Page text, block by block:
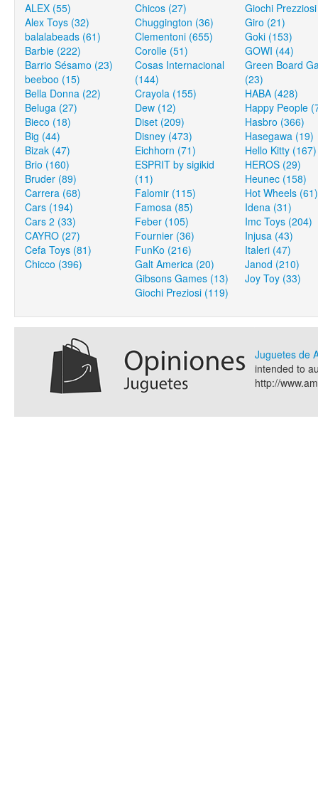
ALEX (55)
Alex Toys (32)
balalabeads (61)
Barbie (222)
Barrio Sésamo (23)
beeboo (15)
Bella Donna (22)
Beluga (27)
Bieco (18)
Big (44)
Bizak (47)
Brio (160)
Bruder (89)
Carrera (68)
Cars (194)
Cars 2 (33)
CAYRO (27)
Cefa Toys (81)
Chicco (396)
Chicos (27)
Chuggington (36)
Clementoni (655)
Corolle (51)
Cosas Internacional
(144)
Crayola (155)
Dew (12)
Diset (209)
Disney (473)
Eichhorn (71)
ESPRIT by sigikid
(11)
Falomir (115)
Famosa (85)
Feber (105)
Fournier (36)
FunKo (216)
Galt America (20)
Gibsons Games (13)
Giochi Preziosi (119)
Giochi
Giro (21)
Goki (153)
GOWI (44)
Green Board
(23)
HABA (428)
Happy People
Hasbro (366)
Hasegawa (19)
Hello Kitty (167)
HEROS (29)
Heunec (158)
Hot Wheels (61)
Idena (31)
Imc Toys (204)
Injusa (43)
Italeri (47)
Janod (210)
Joy Toy (33)
Juguetes de
intended to
http://